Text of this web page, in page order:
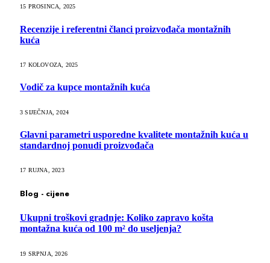
15 PROSINCA, 2025
Recenzije i referentni članci proizvođača montažnih
kuća
17 KOLOVOZA, 2025
Vodič za kupce montažnih kuća
3 SIJEČNJA, 2024
Glavni parametri usporedne kvalitete montažnih kuća u
standardnoj ponudi proizvođača
17 RUJNA, 2023
Blog - cijene
Ukupni troškovi gradnje: Koliko zapravo košta
montažna kuća od 100 m² do useljenja?
19 SRPNJA, 2026